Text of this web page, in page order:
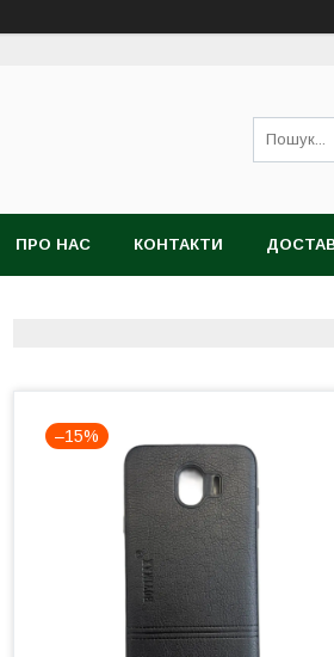
ПРО НАС КОНТАКТИ
–15%